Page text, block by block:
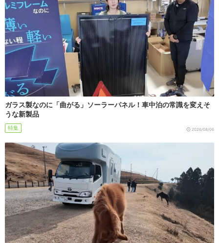
ガラス製なのに「曲がる」ソーラーパネル！車中泊の常識を変えそ
うな新製品
特集 2026/08/06